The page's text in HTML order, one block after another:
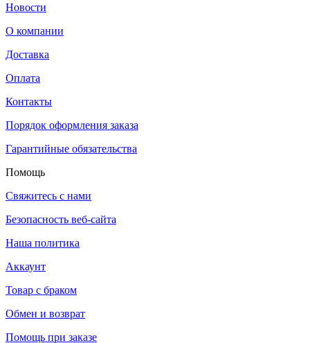
Новости
О компании
Доставка
Оплата
Контакты
Порядок оформления заказа
Гарантийные обязательства
Помощь
Свяжитесь с нами
Безопасность веб-сайта
Наша политика
Аккаунт
Товар с браком
Обмен и возврат
Помощь при заказе